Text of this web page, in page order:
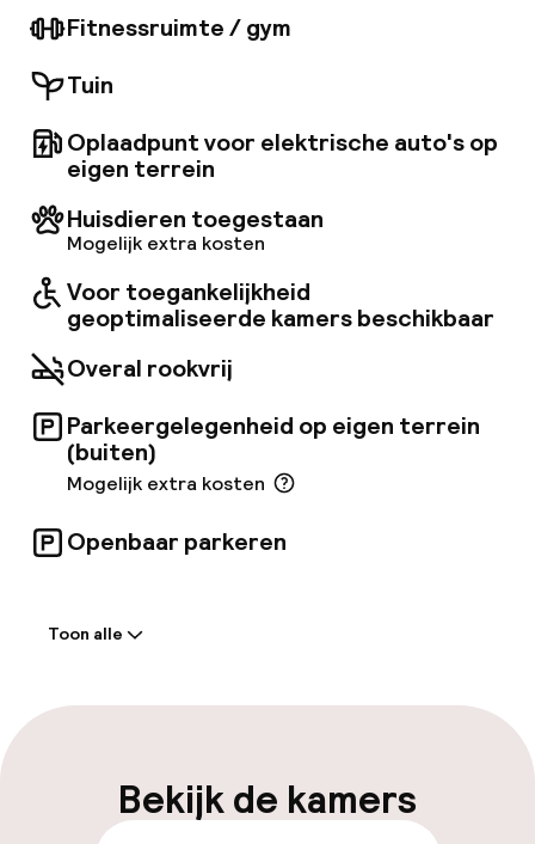
internationale gerechten, een à-la-
loungebar. Gasten kunnen hun trainingsroutine
aanhouden in de goed uitgeruste
fitnessruimte en daarna ontspannen in de
twee zwembaden en op de grote terrassen
met ligbedden. De accommodatie biedt ook
ontspannende activiteiten en
entertainmentprogramma's die het verblijf van
de gasten nog aangenamer maken.
Fitnessruimte / gym
Tuin
Oplaadpunt voor elektrische auto's op
eigen terrein
Huisdieren toegestaan
Mogelijk extra kosten
Voor toegankelijkheid
geoptimaliseerde kamers beschikbaar
Overal rookvrij
Parkeergelegenheid op eigen terrein
(buiten)
Mogelijk extra kosten
Openbaar parkeren
Vroeg inchecken mogelijk
Bagageruimte
Toon alle
Bekijk de kamers